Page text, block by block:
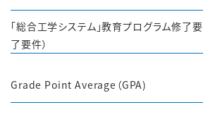
「総合工学システム」教育プログラム修了
了要件）
Grade Point Average（GPA)